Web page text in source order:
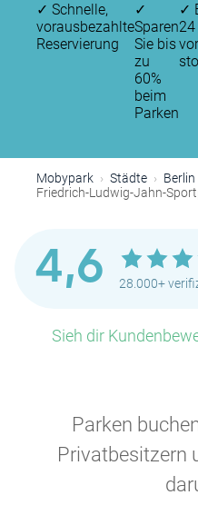
✓ Schnelle,
vorausbezahlte
Reservierung
✓
Sparen
Sie bis
zu
60%
beim
Parken
✓
24
Mobypark Städte
Berlin
Friedrich-Ludwig-Jahn-
4,6 28.000+
Sieh dir
Parken
Privatbesitzern